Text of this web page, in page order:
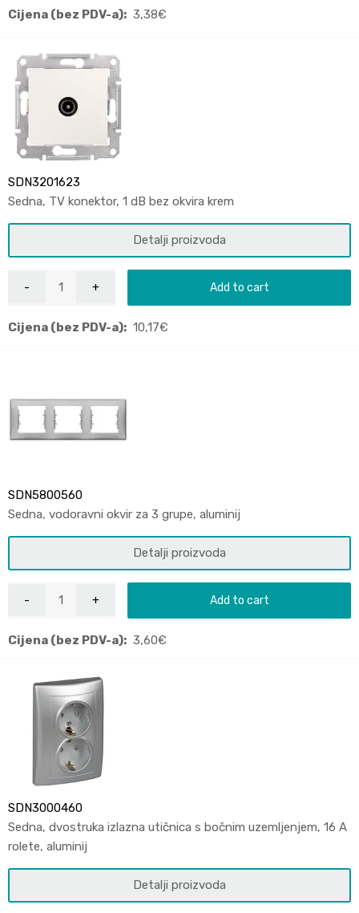
Cijena (bez PDV-a): 3,38€
SDN3201623
Sedna, TV konektor, 1 dB bez okvira krem
Detalji proizvoda
Add to cart
Cijena (bez PDV-a): 10,17€
SDN5800560
Sedna, vodoravni okvir za 3 grupe, aluminij
Detalji proizvoda
Add to cart
Cijena (bez PDV-a): 3,60€
SDN3000460
Sedna, dvostruka izlazna utičnica s bočnim uzemljenjem, 16 A
rolete, aluminij
Detalji proizvoda